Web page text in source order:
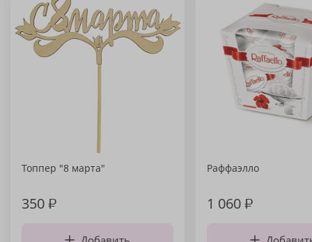
Топпер "8 марта"
350₽
Раффаэлло
1 060₽